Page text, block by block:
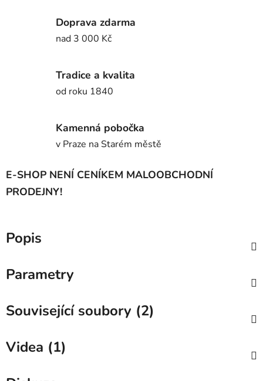
Doprava zdarma
nad 3 000 Kč
Tradice a kvalita
od roku 1840
Kamenná pobočka
v Praze na Starém městě
E-SHOP NENÍ CENÍKEM MALOOBCHODNÍ
PRODEJNY!
Popis
Parametry
Související soubory (2)
Videa (1)